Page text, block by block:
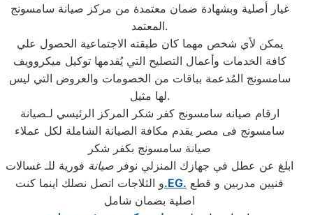
غيار أصلية وبشهادة ضمان معتمدة من مركز صيانة سامسونج
المعتمد.
يمكن لأي شخص مهما كان طبقته الاجتماعية الحصول علي
كافة الخدمات وأعمال التصليح التي يُقدمها توكيل ميكروويف
سامسونج المُدعمة بباقات من الخصومات والعروض التي ليس
لها مثيل.
ارقام صيانه سامسونج كفر شكر المركز الرئيسي لـصيانة
سامسونج فى مصر يقدم مكافة الصيانة الشاملة لكل عملاء
صيانة سامسونج بكفر شكر
ابلغ عن عطل في جهازك المنزلي نوفر صيانة فورية للـ غسالات
و الثلاجات اتصل نصلك اينما كنت.EG.
اصلية بضمان شامل